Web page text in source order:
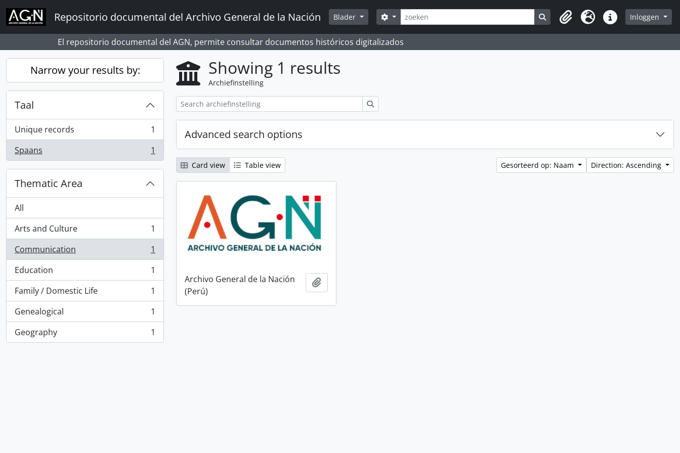
Skip to main content
Repositorio documental del Archivo General de la Nación Blader zoeken
Search options Search in browse page
Clipboard
Taal Quick linksInloggen
El repositorio documental del AGN, permite consultar documentos históricos digitalizados
Narrow your results by:
Taal
Unique records
, 1 results
1
Spaans
, 1 results 1
Thematic Area
All
Arts and Culture
, 1 results
1
Communication
, 1 results
1
Education
, 1 results
1
Family / Domestic Life
, 1 results
1
Genealogical
, 1 results
1
Geography
, 1 results 1
Showing 1 results
Archiefinstelling
Advanced search options
Card view Table view Gesorteerd op: Naam Direction: Ascending
Archivo General de la Nación
(Perú)